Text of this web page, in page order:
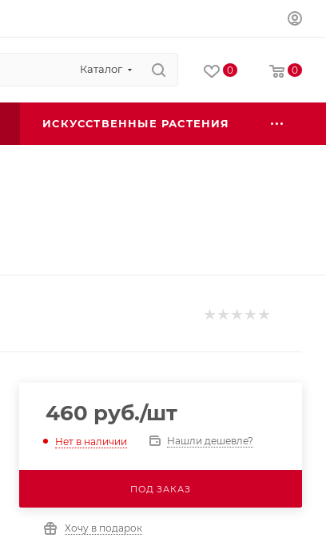
Каталог 0 0
ИСКУССТВЕННЫЕ РАСТЕНИЯ
460 руб./шт
Нет в наличии Нашли дешевле?
ПОД ЗАКАЗ
Хочу в подарок